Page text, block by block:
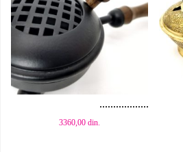
Dodaj u korpu
3360,00 din.